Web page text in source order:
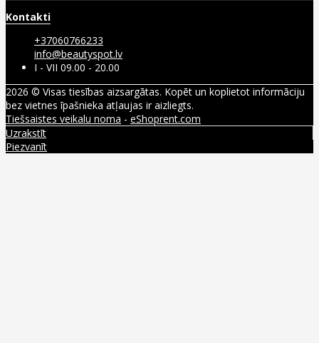
Kontakti
+37060766233
info@beautyspot.lv
I - VII 09.00 - 20.00
2026 © Visas tiesības aizsargātas. Kopēt un koplietot informāciju
bez vietnes īpašnieka atļaujas ir aizliegts.
Tiešsaistes veikalu noma - eShoprent.com
Uzrakstīt
Piezvanīt